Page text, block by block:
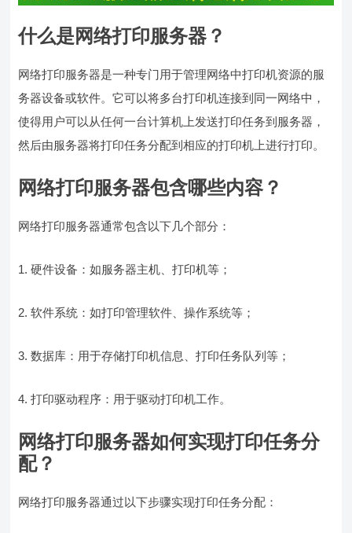
什么是网络打印服务器？
网络打印服务器是一种专门用于管理网络中打印机资源的服
务器设备或软件。它可以将多台打印机连接到同一网络中，
使得用户可以从任何一台计算机上发送打印任务到服务器，
然后由服务器将打印任务分配到相应的打印机上进行打印。
网络打印服务器包含哪些内容？
网络打印服务器通常包含以下几个部分：
1. 硬件设备：如服务器主机、打印机等；
2. 软件系统：如打印管理软件、操作系统等；
3. 数据库：用于存储打印机信息、打印任务队列等；
4. 打印驱动程序：用于驱动打印机工作。
网络打印服务器如何实现打印任务分
配？
网络打印服务器通过以下步骤实现打印任务分配：